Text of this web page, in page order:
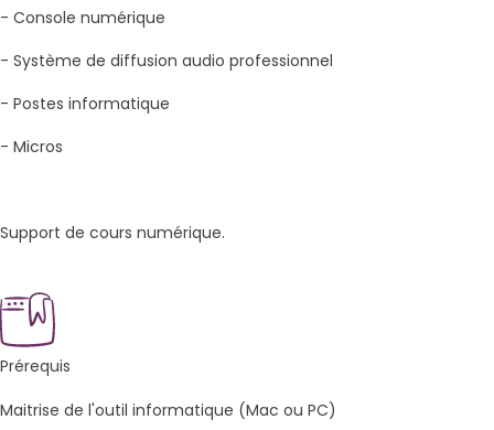
- Console numérique
- Système de diffusion audio professionnel
- Postes informatique
- Micros
Support de cours numérique.
Prérequis
Maitrise de l'outil informatique (Mac ou PC)